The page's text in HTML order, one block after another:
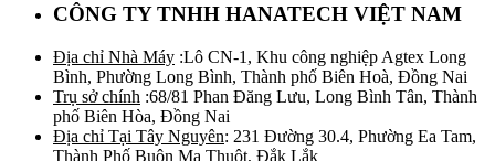
CÔNG TY TNHH HANATECH VIỆT NAM
Địa chỉ Nhà Máy :Lô CN-1, Khu công nghiệp Agtex Long
Bình, Phường Long Bình, Thành phố Biên Hoà, Đồng Nai
Trụ sở chính :68/81 Phan Đăng Lưu, Long Bình Tân, Thành
phố Biên Hòa, Đồng Nai
Địa chỉ Tại Tây Nguyên: 231 Đường 30.4, Phường Ea Tam,
Thành Phố Buôn Ma Thuột, Đắk Lắk